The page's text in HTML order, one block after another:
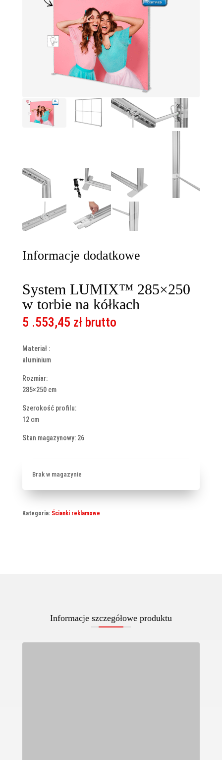
Informacje dodatkowe
System LUMIX™ 285×250
w torbie na kółkach
5 .553,45 zł brutto
Materiał :
aluminium
Rozmiar:
285×250 cm
Szerokość profilu:
12 cm
Stan magazynowy: 26
Brak w magazynie
Kategoria: Ścianki reklamowe
Informacje szczegółowe produktu